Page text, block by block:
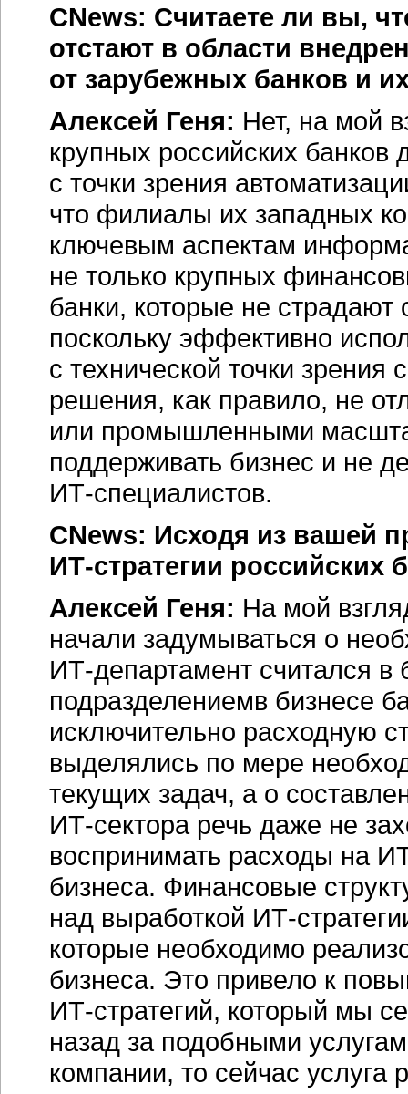
CNews: Считаете ли вы,
отстают в области
от зарубежных банков и
Алексей Геня: Нет, на мой
крупных российских банков
с точки зрения
что филиалы их западных
ключевым аспектам
не только крупных
банки, которые не страдают
поскольку эффективно
с технической точки
решения, как правило, не
или промышленными
поддерживать бизнес и не
ИТ-специалистов.
CNews: Исходя из вашей
ИТ-стратегии российских
Алексей Геня: На мой
начали задумываться о
ИТ-департамент считался в
подразделениемв бизнесе
исключительно расходную
выделялись по мере
текущих задач, а о
ИТ-сектораречь даже не
воспринимать расходы на
бизнеса. Финансовые
над выработкой ИТ-
которые необходимо
бизнеса. Это привело к
ИТ-стратегий, который мы
назад за подобными
компании, то сейчас услуга